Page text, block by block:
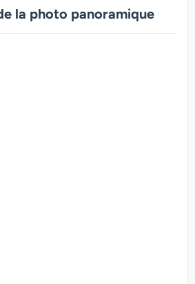
la photo panoramique